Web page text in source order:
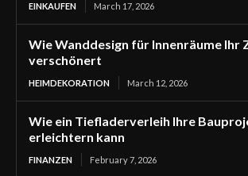
EINKAUFEN March 17, 2026
Wie Wanddesign für Innenräume Ihr
verschönert
HEIMDEKORATION March 12, 2026
Wie ein Tiefladerverleih Ihre
erleichtern kann
FINANZEN February 7, 2026